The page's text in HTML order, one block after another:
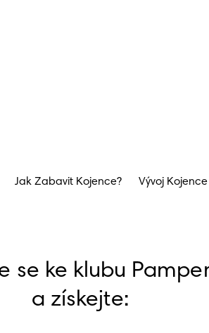
Jak Zabavit Kojence? Vývoj Kojence
se ke klubu
a získejte: